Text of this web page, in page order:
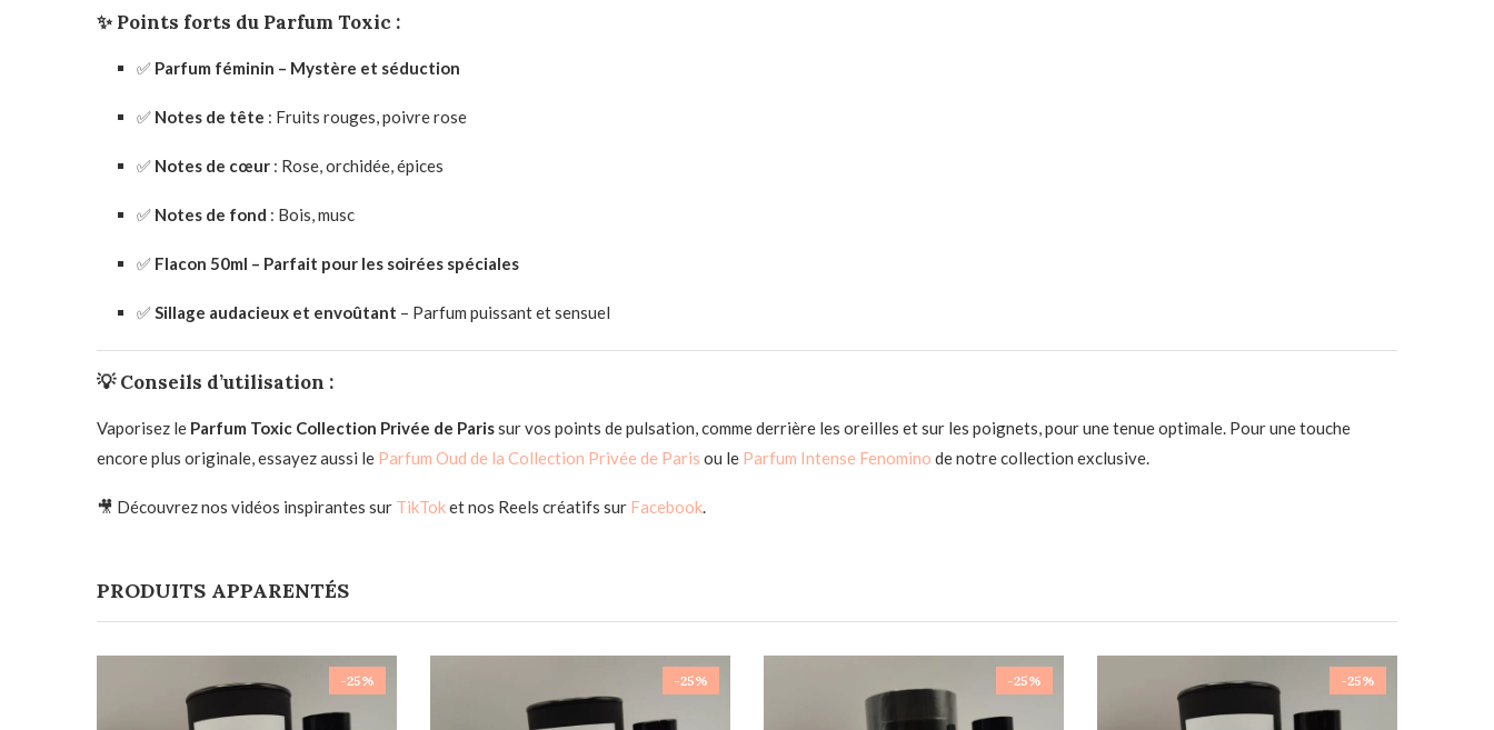
✨ Points forts du Parfum Toxic :
✅ Parfum féminin – Mystère et séduction
✅ Notes de tête : Fruits rouges, poivre rose
✅ Notes de cœur : Rose, orchidée, épices
✅ Notes de fond : Bois, musc
✅ Flacon 50ml – Parfait pour les soirées spéciales
✅ Sillage audacieux et envoûtant – Parfum puissant et sensuel
💡 Conseils d’utilisation :
Vaporisez le Parfum Toxic Collection Privée de Parissur vos points de pulsation, comme derrière les oreilles et sur les poignets, pour une tenue optimale. Pour une touche
encore plus originale, essayez aussi le Parfum Oud de la Collection Privée de Paris ou le Parfum Intense Fenomino de notre collection exclusive.
🎥 Découvrez nos vidéos inspirantes sur TikToket nos Reels créatifs sur Facebook
PRODUITS APPARENTÉS
-25% -25% -25% -25%